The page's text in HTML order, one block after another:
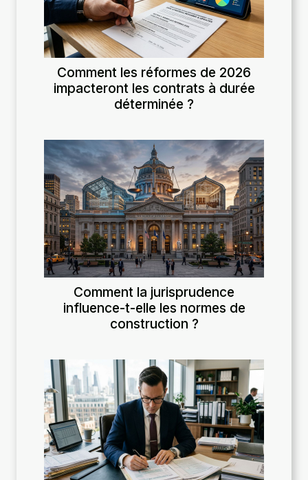
Comment les réformes de 2026
impacteront les contrats à durée
déterminée ?
Comment la jurisprudence
influence-t-elle les normes de
construction ?